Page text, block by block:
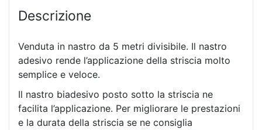
Descrizione
Venduta in nastro da 5 metri divisibile. Il nastro
adesivo rende l’applicazione della striscia molto
semplice e veloce.
Il nastro biadesivo posto sotto la striscia ne
facilita l’applicazione. Per migliorare le prestazioni
e la durata della striscia se ne consiglia